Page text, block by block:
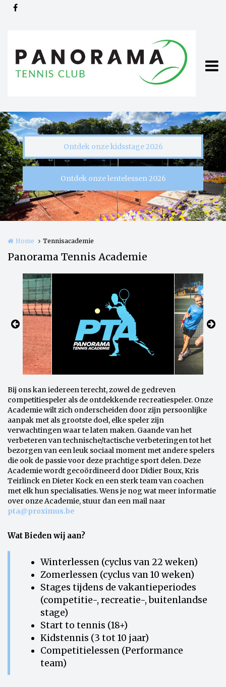
Overslaan en naar de inhoud gaan
Home Tennisacademie
Panorama Tennis Academie
Bij ons kan iedereen terecht, zowel de gedreven
competitiespeler als de ontdekkende recreatiespeler. Onze
Academie wilt zich onderscheiden door zijn persoonlijke
aanpak met als grootste doel, elke speler zijn
verwachtingen waar te laten maken. Gaande van het
verbeteren van technische/tactische verbeteringen tot het
bezorgen van een leuk sociaal moment met andere spelers
die ook de passie voor deze prachtige sport delen. Deze
Academie wordt gecoördineerd door Didier Boux, Kris
Teirlinck en Dieter Kock en een sterk team van coachen
met elk hun specialisaties. Wens je nog wat meer informatie
over onze Academie, stuur dan een mail naar
pta@proximus.be
Wat Bieden wij aan?
​Winterlessen (cyclus van 22 weken)
Zomerlessen (cyclus van 10 weken)
Stages tijdens de vakantieperiodes
(competitie-, recreatie-, buitenlandse
stage)
Start to tennis (18+)
Kidstennis (3 tot 10 jaar)
Competitielessen (​Performance
team)